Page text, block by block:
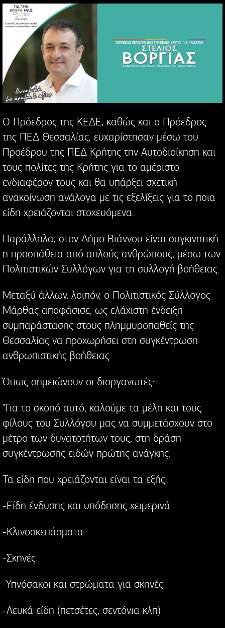
Ο Πρόεδρος της ΚΕΔΕ, καθώς και ο Πρόεδρος
της ΠΕΔ Θεσσαλίας, ευχαρίστησαν μέσω του
Προέδρου της ΠΕΔ Κρήτης την Αυτοδιοίκηση και
τους πολίτες της Κρήτης για το αμέριστο
ενδιαφέρον τους και θα υπάρξει σχετική
ανακοίνωση ανάλογα με τις εξελίξεις για το ποια
είδη χρειάζονται στοχευόμενα.
Παράλληλα, στον Δήμο Βιάννου είναι συγκινητική
η προσπάθεια από απλούς ανθρώπους, μέσω των
Πολιτιστικών Συλλόγων για τη συλλογή βοήθειας.
Μεταξύ άλλων, λοιπόν, ο Πολιτιστικός Σύλλογος
Μάρθας αποφάσισε, ως ελάχιστη ένδειξη
συμπαράστασης στους πλημμυροπαθείς της
Θεσσαλίας να προχωρήσει στη συγκέντρωση
ανθρωπιστικής βοήθειας.
Όπως σημειώνουν οι διοργανωτές:
"Για το σκοπό αυτό, καλούμε τα μέλη και τους
φίλους του Συλλόγου μας να συμμετάσχουν στο
μέτρο των δυνατοτήτων τους, στη δράση
συγκέντρωσης ειδών πρώτης ανάγκης.
Τα είδη που χρειάζονται είναι τα εξής:
-Είδη ένδυσης και υπόδησης χειμερινά
-Κλινοσκεπάσματα
-Σκηνές
-Υπνόσακοι και στρώματα για σκηνές
-Λευκά είδη (πετσέτες, σεντόνια κλπ)